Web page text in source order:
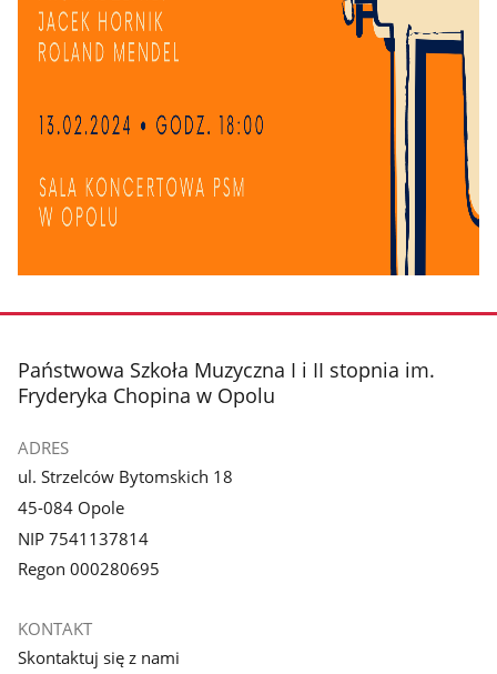
stopka
Państwowa Szkoła Muzyczna I i II stopnia im.
Fryderyka Chopina w Opolu
ADRES
ul. Strzelców Bytomskich 18
45-084 Opole
NIP 7541137814
Regon 000280695
KONTAKT
Skontaktuj się z nami